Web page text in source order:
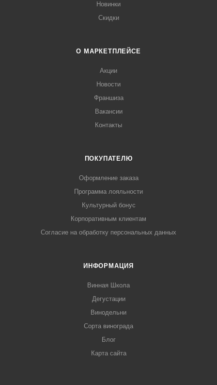
Новинки
Скидки
О МАРКЕТПЛЕЙСЕ
Акции
Новости
Франшиза
Вакансии
Контакты
ПОКУПАТЕЛЮ
Оформление заказа
Программа лояльности
Культурный бонус
Корпоративным клиентам
Согласие на обработку персональных данных
ИНФОРМАЦИЯ
Винная Школа
Дегустации
Винодельни
Сорта винограда
Блог
Карта сайта